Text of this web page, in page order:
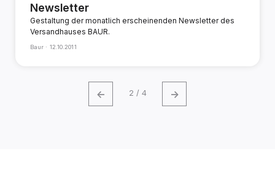
Newsletter
Gestaltung der monatlich erscheinenden Newsletter des
Versandhauses BAUR.
Baur · 12.10.2011
← 2 / 4 →